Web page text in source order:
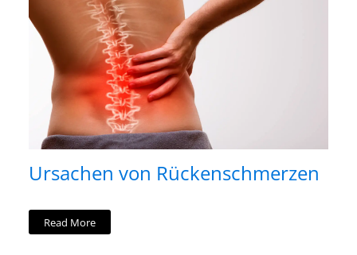
Ursachen von Rückenschmerzen
Read More